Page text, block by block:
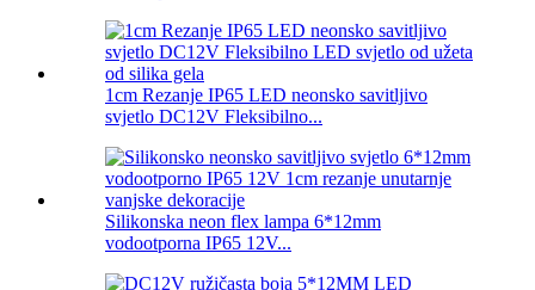
1cm Rezanje IP65 LED neonsko savitljivo
svjetlo DC12V Fleksibilno...
Silikonska neon flex lampa 6*12mm
vodootporna IP65 12V...